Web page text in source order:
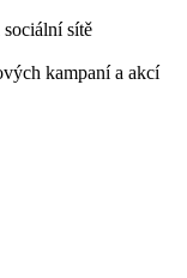
sítě
kampaní a akcí